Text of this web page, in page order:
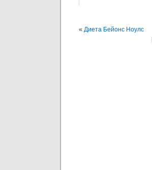
« Диета Бейонс Ноулс